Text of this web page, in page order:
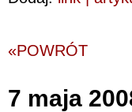
«POWRÓT
7 maja